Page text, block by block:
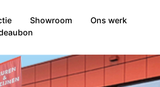
Showroom
Ons werk